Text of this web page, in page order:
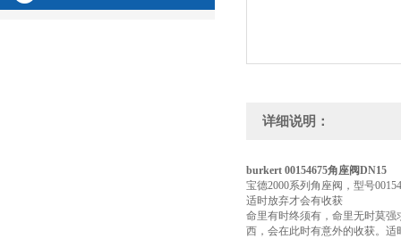
详细说明：
burkert 00154675角座阀DN15
宝德2000系列角座阀，型号
适时放弃才会有收获
命里有时终须有，命里无时莫
西，会在此时有意外的收获。